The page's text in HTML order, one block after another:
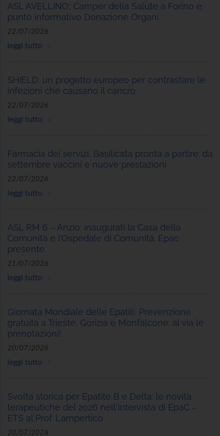
ASL AVELLINO; Camper della Salute a Forino e
punto informativo Donazione Organi
22/07/2026
leggi tutto
SHIELD: un progetto europeo per contrastare le
infezioni che causano il cancro
22/07/2026
leggi tutto
Farmacia dei servizi, Basilicata pronta a partire: da
settembre vaccini e nuove prestazioni
22/07/2026
leggi tutto
ASL RM 6 – Anzio: inaugurati la Casa della
Comunità e l’Ospedale di Comunità. Epac
presente.
21/07/2026
leggi tutto
Giornata Mondiale delle Epatiti: Prevenzione
gratuita a Trieste, Gorizia e Monfalcone: al via le
prenotazioni!
20/07/2026
leggi tutto
Svolta storica per Epatite B e Delta: le novità
terapeutiche del 2026 nell'intervista di EpaC -
ETS al Prof. Lampertico
20/07/2026